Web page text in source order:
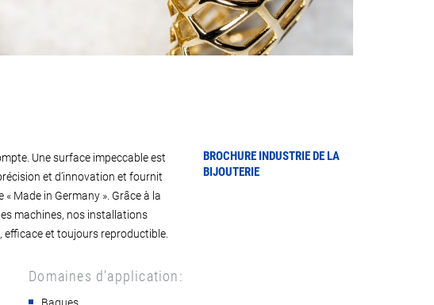
Une surface impeccable est
et d’innovation et fournit
Made in Germany ». Grâce à la
machines, nos installations
et toujours reproductible.
BROCHURE INDUSTRIE DE LA
BIJOUTERIE
Domaines d’application: